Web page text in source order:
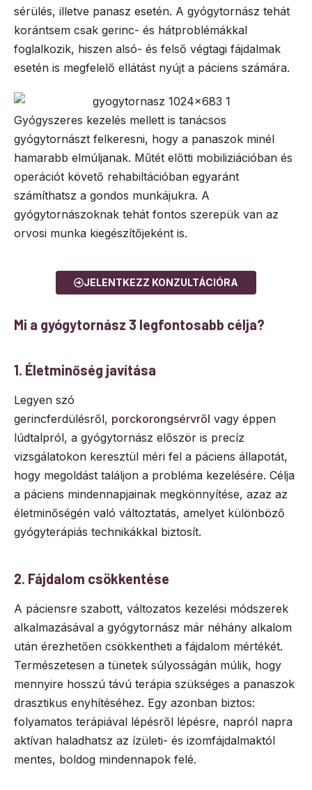
sérülés, illetve panasz esetén. A gyógytornász tehát
korántsem csak gerinc- és hátproblémákkal
foglalkozik, hiszen alsó- és felső végtagi fájdalmak
esetén is megfelelő ellátást nyújt a páciens számára.
Gyógyszeres kezelés mellett is tanácsos
gyógytornászt felkeresni, hogy a panaszok minél
hamarabb elmúljanak. Műtét előtti mobiliziációban és
operációt követő rehabiltációban egyaránt
számíthatsz a gondos munkájukra. A
gyógytornászoknak tehát fontos szerepük van az
orvosi munka kiegészítőjeként is.
JELENTKEZZ KONZULTÁCIÓRA
Mi a gyógytornász 3 legfontosabb célja?
1. Életminőség javítása
Legyen szó
gerincferdülésről, porckorongsérvről vagy éppen
lúdtalpról, a gyógytornász először is precíz
vizsgálatokon keresztül méri fel a páciens állapotát,
hogy megoldást találjon a probléma kezelésére. Célja
a páciens mindennapjainak megkönnyítése, azaz az
életminőségén való változtatás, amelyet különböző
gyógyterápiás technikákkal biztosít.
2. Fájdalom csökkentése
A páciensre szabott, változatos kezelési módszerek
alkalmazásával a gyógytornász már néhány alkalom
után érezhetően csökkentheti a fájdalom mértékét.
Természetesen a tünetek súlyosságán múlik, hogy
mennyire hosszú távú terápia szükséges a panaszok
drasztikus enyhítéséhez. Egy azonban biztos:
folyamatos terápiával lépésről lépésre, napról napra
aktívan haladhatsz az ízületi- és izomfájdalmaktól
mentes, boldog mindennapok felé.